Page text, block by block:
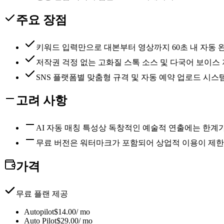
주요 장점
키워드 입력만으로 대본부터 영상까지 60초 내 자동
저작권 걱정 없는 고화질 스톡 소스 및 다국어 보이스
SNS 플랫폼별 맞춤형 규격 및 자동 예약 업로드 시스
고려 사항
AI 자동 매칭 특성상 독창적인 예술적 연출에는 한계
무료 버전은 워터마크가 포함되어 상업적 이용이 제
가격
무료 플랜 제공
Autopilot$14.00/ mo
Auto Pilot$29.00/ mo